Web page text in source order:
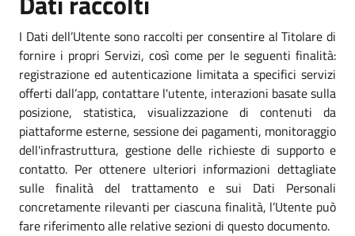
I Dati dell’Utente sono raccolti per consentire al Titolare di
fornire i propri Servizi, così come per le seguenti finalità:
registrazione ed autenticazione limitata a specifici servizi
offerti dall’app, contattare l'utente, interazioni basate sulla
posizione, statistica, visualizzazione di contenuti da
piattaforme esterne, sessione dei pagamenti, monitoraggio
dell'infrastruttura, gestione delle richieste di supporto e
contatto. Per ottenere ulteriori informazioni dettagliate
sulle finalità del trattamento e sui Dati Personali
concretamente rilevanti per ciascuna finalità, l’Utente può
fare riferimento alle relative sezioni di questo documento.